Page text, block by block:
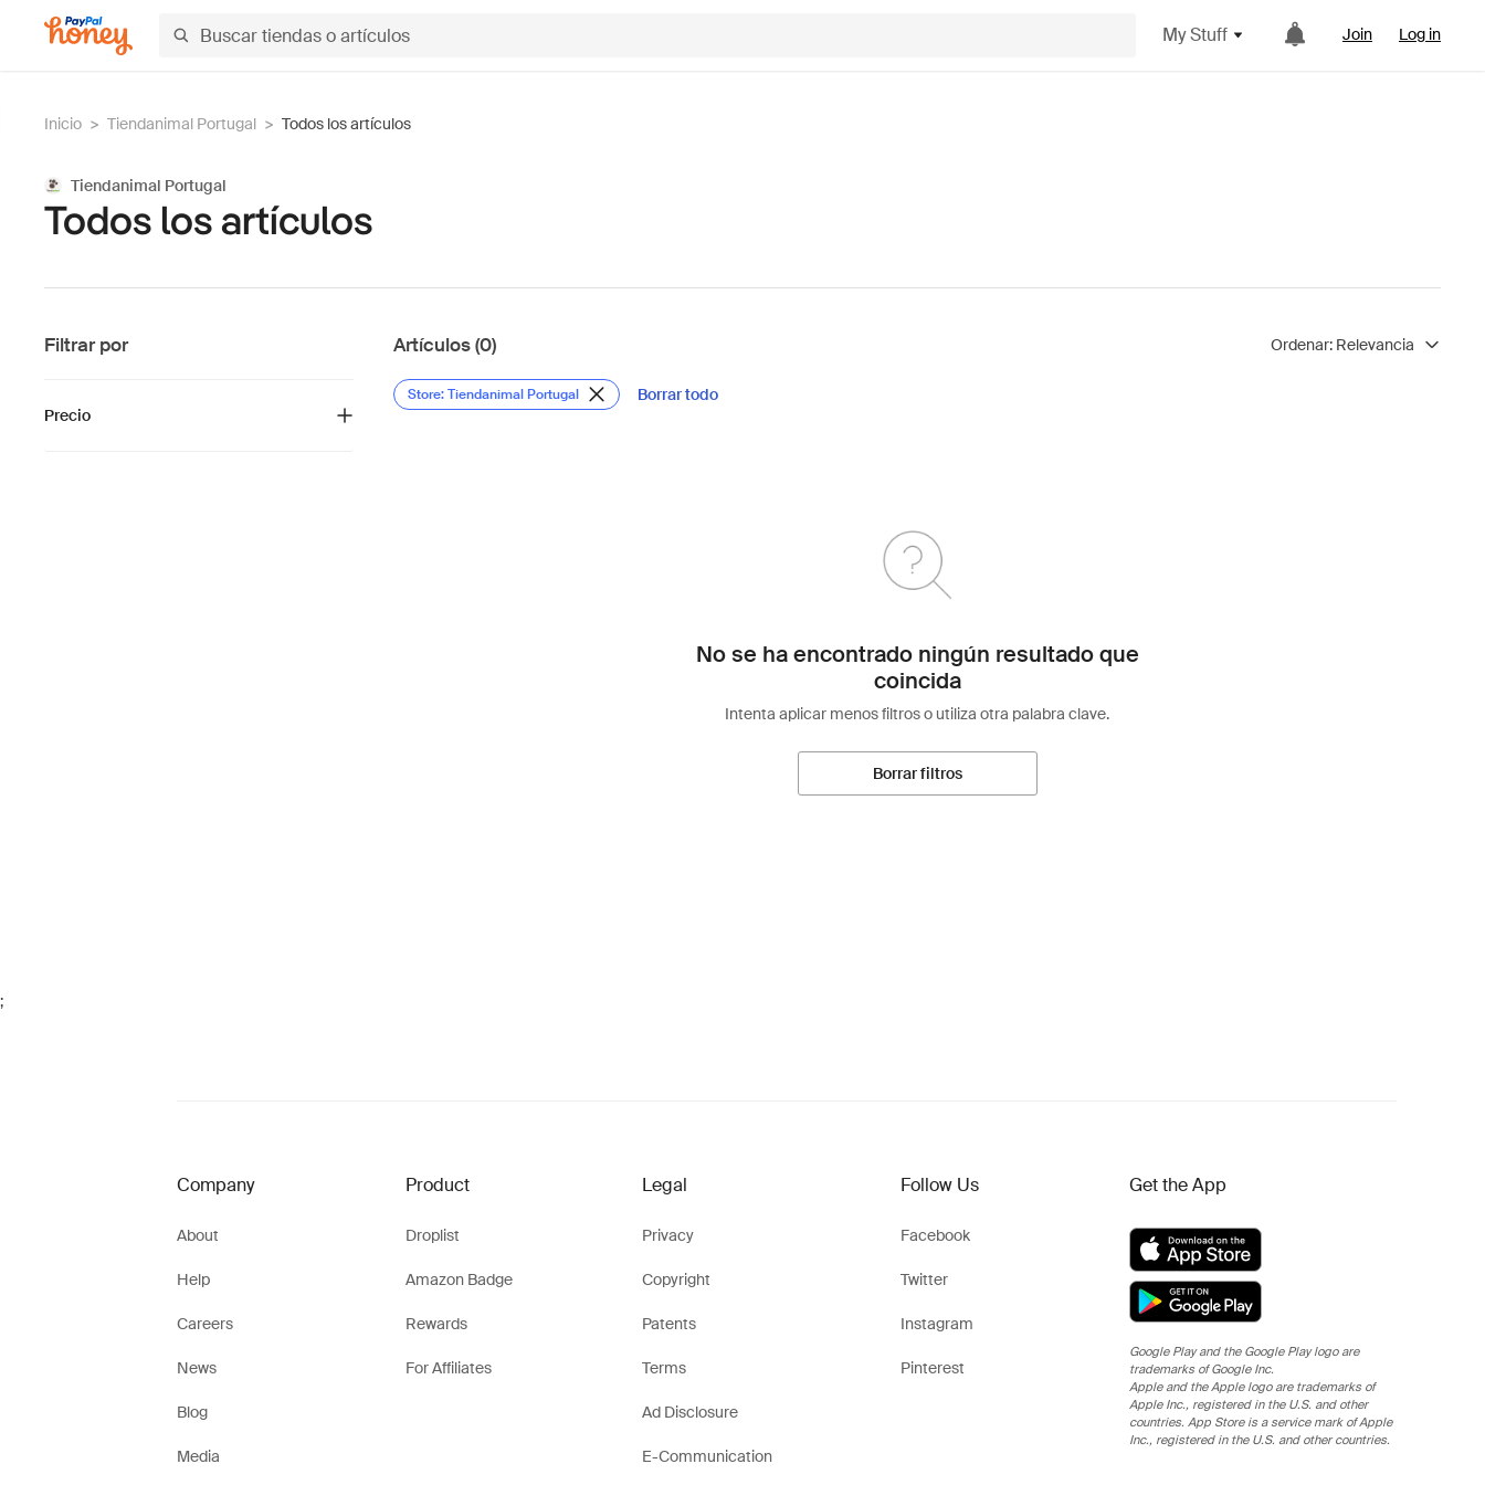
My Stuff Join Log in
Inicio > Tiendanimal Portugal > Todos los artículos
Tiendanimal Portugal
Todos los artículos
Filtrar por
Precio
Artículos (0) Ordenar: Relevancia
Store: Tiendanimal Portugal Borrar todo
No se ha encontrado ningún resultado que
coincida
Intenta aplicar menos filtros o utiliza otra palabra clave.
Borrar filtros
;
Company
About
Help
Careers
News
Blog
Media
Product
Droplist
Amazon Badge
Rewards
For Affiliates
Legal
Privacy
Copyright
Patents
Terms
Ad Disclosure
E-Communication
Follow Us
Facebook
Twitter
Instagram
Pinterest
Get the App
Google Play and the Google Play logo are
trademarks of Google Inc.
Apple and the Apple logo are trademarks of
Apple Inc., registered in the U.S. and other
countries. App Store is a service mark of Apple
Inc., registered in the U.S. and other countries.